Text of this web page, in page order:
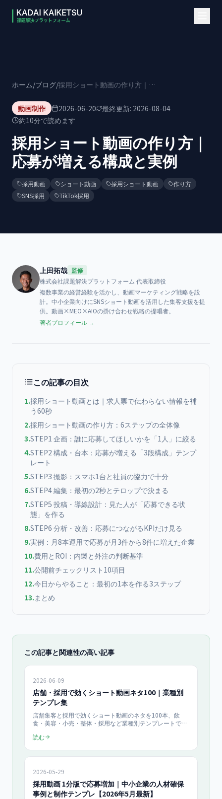
ホーム/ブログ/ 採用ショート動画の作り方｜応募が増える構成と実例
動画制作 2026-06-20 最終更新: 2026-08-04
約10分で読めます
採用ショート動画の作り方｜
応募が増える構成と実例
採用動画 ショート動画 採用ショート動画
作り方
SNS採用
TikTok採用
上田拓哉 監修
株式会社課題解決プラットフォーム 代表取締役
複数事業の経営経験を活かし、動画マーケティング戦略を設
計。中小企業向けにSNSショート動画を活用した集客支援を提
供。動画×MEO×AIOの掛け合わせ戦略の提唱者。
著者プロフィール →
この記事の目次
1.採用ショート動画とは｜求人票で伝わらない情報を補
う60秒
2.採用ショート動画の作り方：6ステップの全体像
3.STEP1 企画：誰に応募してほしいかを「1人」に絞る
4.STEP2 構成・台本：応募が増える「3段構成」テンプ
レート
5.STEP3 撮影：スマホ1台と社員の協力で十分
6.STEP4 編集：最初の2秒とテロップで決まる
7.STEP5 投稿・導線設計：見た人が「応募できる状
態」を作る
8.STEP6 分析・改善：応募につながるKPIだけ見る
9.実例：月8本運用で応募が月3件から8件に増えた企業
10.費用とROI：内製と外注の判断基準
11.公開前チェックリスト10項目
12.今日からやること：最初の1本を作る3ステップ
13.まとめ
この記事と関連性の高い記事
2026-06-09
店舗・採用で効くショート動画ネタ100｜業種別
テンプレ集
店舗集客と採用で効くショート動画のネタを100本、飲
食・美容・小売・整体・採用など業種別テンプレートで提
用、KPIの見方までを2026年最新で中小企業向けにまとめ
読む
2026-05-29
採用動画 1分版で応募増加｜中小企業の人材確保
事例と制作テンプレ【2026年5月最新】